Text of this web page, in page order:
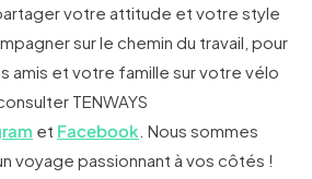
votre attitude et votre style
sur le chemin du travail, pour
amis et votre famille sur votre vélo
TENWAYS
et Facebook . Nous sommes
voyage passionnant à vos côtés !